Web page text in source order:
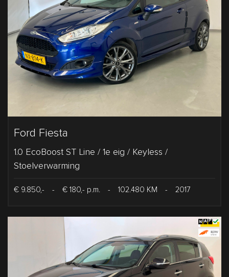
Ford Fiesta
1.0 EcoBoost ST Line / 1e eig / Keyless /
Stoelverwarming
€ 9.850,- - € 180,- p.m. - 102.480 KM - 2017